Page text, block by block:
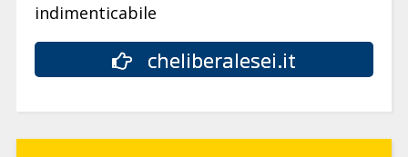
indimenticabile
cheliberalesei.it